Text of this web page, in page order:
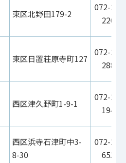
東区北野田179-2
072-236-
2264
東区日置荘原寺町127
072-286-
2884
西区津久野町1-9-1
072-271-
1940
西区浜寺石津町中3-
8-30
072-241-
6531